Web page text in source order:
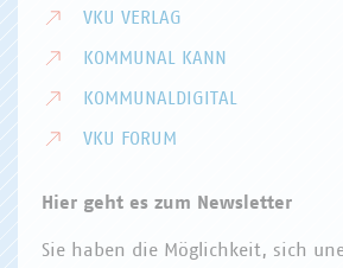
VKU VERLAG
KOMMUNAL KANN
KOMMUNALDIGITAL
VKU FORUM
Hier geht es zum Newsletter
Sie haben die Möglichkeit, sich